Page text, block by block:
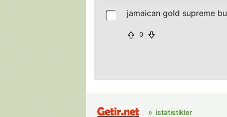
jamaican gold supreme bu
0
istatistikler